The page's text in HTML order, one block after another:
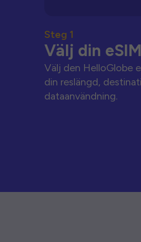
Steg 1
Välj din
Välj den HelloGlobe
din reslängd,
dataanvändning.